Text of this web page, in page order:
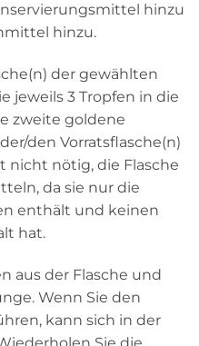
hinzu
hinzu.
der gewählten
jeweils 3 Tropfen in die
zweite goldene
den Vorratsflasche(n)
nicht nötig, die Flasche
da sie nur die
enthält und keinen
hat.
aus der Flasche und
Wenn Sie den
kann sich in der